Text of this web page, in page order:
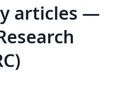
articles —